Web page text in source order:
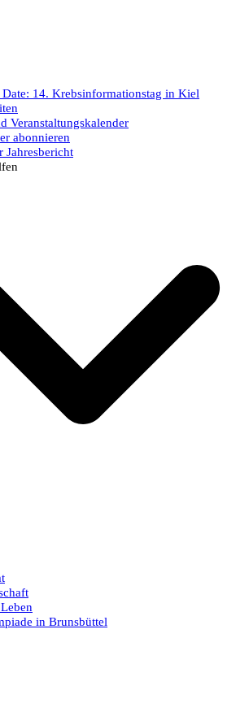
Date: 14. Krebsinformationstag in Kiel
Veranstaltungskalender
abonnieren
Jahresbericht
in Brunsbüttel